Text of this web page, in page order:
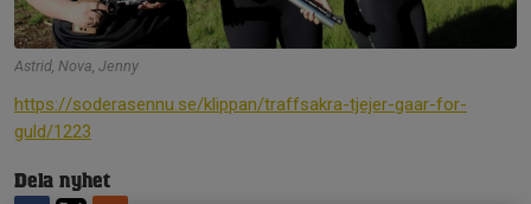
Astrid, Nova, Jenny
https://soderasennu.se/klippan/traffsakra-tjejer-gaar-for-
guld/1223
Dela nyhet